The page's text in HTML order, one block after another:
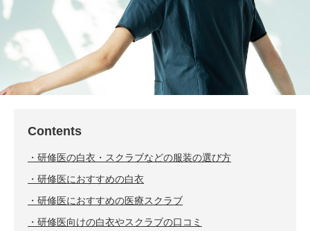
Contents
研修医の白衣・スクラブなどの服装の選び方
研修医におすすめの白衣
研修医におすすめの医療スクラブ
研修医向けの白衣やスクラブの口コミ